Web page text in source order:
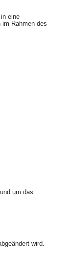
eine
Rahmen des
um das
wird.